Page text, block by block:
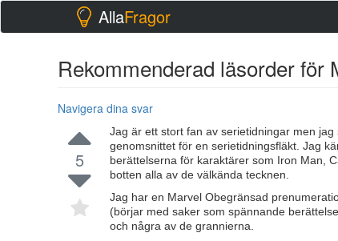
AllaFragor
Rekommenderad läsorder för
Navigera dina svar
5
Jag är ett stort fan av serietidningar men
genomsnittet för en serietidningsfläkt. Jag
berättelserna för karaktärer som Iron Man,
botten alla av de välkända tecknen.
Jag har en Marvel Obegränsad
(börjar med saker som spännande
och några av de grannierna.